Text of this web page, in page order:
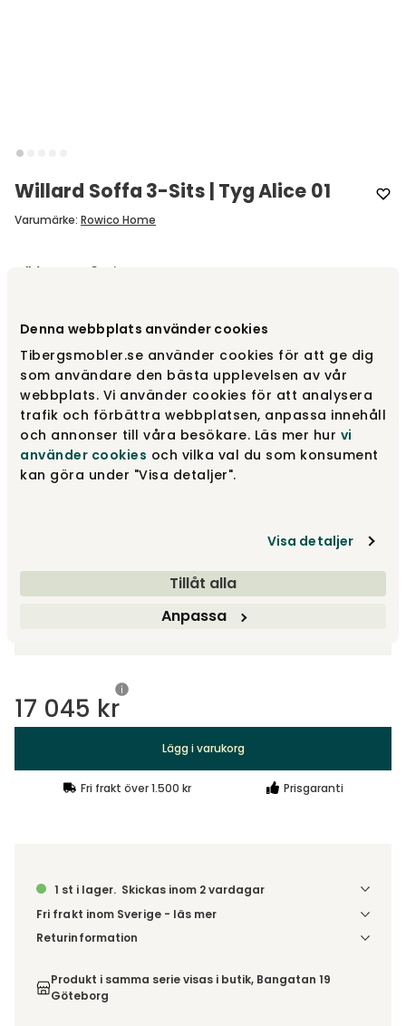
Denna webbplats använder cookies
Tibergsmobler.se använder cookies för att ge dig
som användare den bästa upplevelsen av vår
webbplats. Vi använder cookies för att analysera
trafik och förbättra webbplatsen, anpassa innehåll
och annonser till våra besökare. Läs mer hur vi
använder cookies och vilka val du som konsument
kan göra under "Visa detaljer".
Visa detaljer
Tillåt alla
Anpassa
Willard Soffa 3-Sits | Tyg Alice 01
Varumärke: Rowico Home
Välj modell 3-sits
3-sits | Schäslong, Vänster 21 830 kr
3-sits | Schäslong, Höger
Välj tyg
17 045 kr
Lägg i varukorg
Fri frakt över 1.500 kr Prisgaranti
1 st i lager. Skickas inom 2 vardagar
Fri frakt inom Sverige - läs mer
Denna vara skickas till din port/tomtgräns. Innan leverans
ordern tillsammans.
Returinformation
order, enligt distansavtalslagen.
Produkt i samma serie visas i butik, Bangatan 19
Göteborg